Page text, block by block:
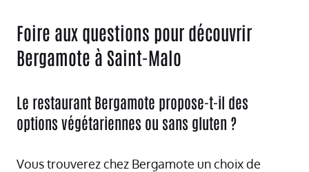
Foire aux questions pour découvrir
Bergamote à Saint-Malo
Le restaurant Bergamote propose-t-il des
options végétariennes ou sans gluten ?
Vous trouverez chez Bergamote un choix de